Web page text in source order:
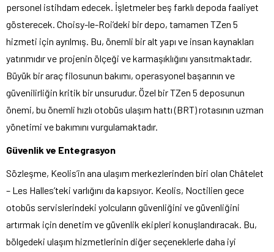
personel istihdam edecek. İşletmeler beş farklı depoda faaliyet
gösterecek. Choisy-le-Roi’deki bir depo, tamamen TZen 5
hizmeti için ayrılmış. Bu, önemli bir alt yapı ve insan kaynakları
yatırımıdır ve projenin ölçeği ve karmaşıklığını yansıtmaktadır.
Büyük bir araç filosunun bakımı, operasyonel başarının ve
güvenilirliğin kritik bir unsurudur. Özel bir TZen 5 deposunun
önemi, bu önemli hızlı otobüs ulaşım hattı (BRT) rotasının uzman
yönetimi ve bakımını vurgulamaktadır.
Güvenlik ve Entegrasyon
Sözleşme, Keolis’in ana ulaşım merkezlerinden biri olan Châtelet
– Les Halles’teki varlığını da kapsıyor. Keolis, Noctilien gece
otobüs servislerindeki yolcuların güvenliğini ve güvenliğini
artırmak için denetim ve güvenlik ekipleri konuşlandıracak. Bu,
bölgedeki ulaşım hizmetlerinin diğer seçeneklerle daha iyi